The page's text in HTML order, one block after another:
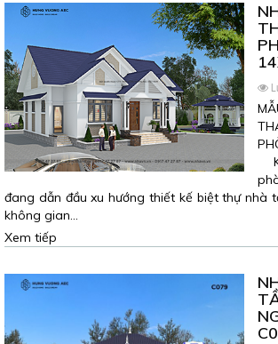
đang dẫn đầu xu hướng thiết kế biệt thự nhà
không gian…
Xem tiếp